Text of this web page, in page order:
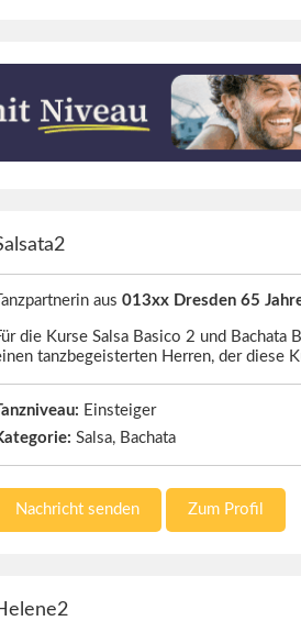
aus 013xx Dresden 65
die Kurse Salsa Basico 2 und
tanzbegeisterten Herren, der diese
Einsteiger
Salsa, Bachata
Nachricht senden Zum Profil